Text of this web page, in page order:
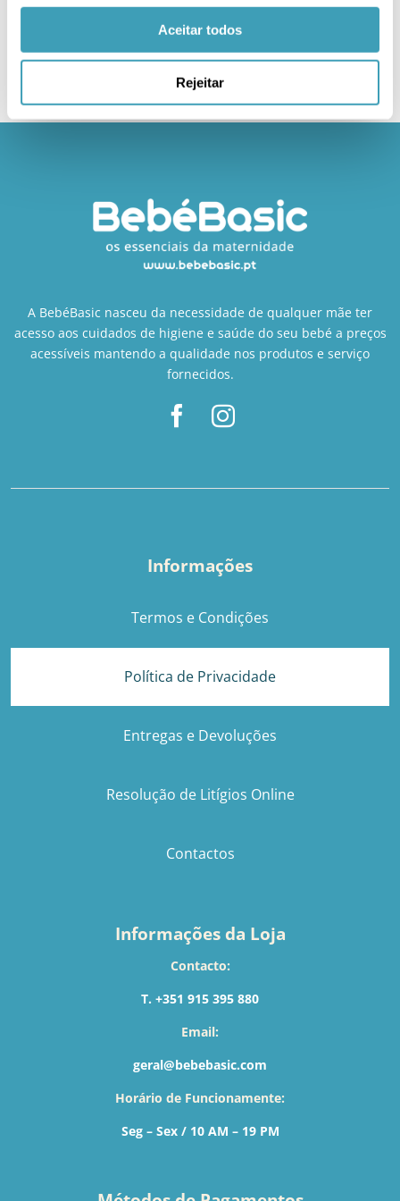
Aceitar todos
Rejeitar
A BebéBasic nasceu da necessidade de qualquer mãe ter
acesso aos cuidados de higiene e saúde do seu bebé a preços
acessíveis mantendo a qualidade nos produtos e serviço
fornecidos.
Informações
Termos e Condições
Política de Privacidade
Entregas e Devoluções
Resolução de Litígios Online
Contactos
Informações da Loja
Contacto:
T. +351 915 395 880
Email:
geral@bebebasic.com
Horário de Funcionamente:
Seg – Sex / 10 AM – 19 PM